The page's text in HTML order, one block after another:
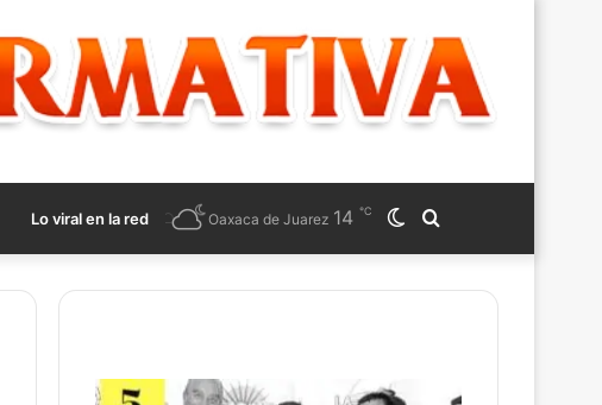
Lo viral en la red
for
Switch
skin
Oaxaca de Juarez 14 ℃